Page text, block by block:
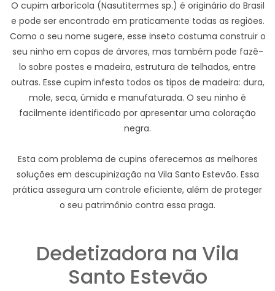
O cupim arborícola (Nasutitermes sp.) é originário do Brasil
e pode ser encontrado em praticamente todas as regiões.
Como o seu nome sugere, esse inseto costuma construir o
seu ninho em copas de árvores, mas também pode fazê-
lo sobre postes e madeira, estrutura de telhados, entre
outras. Esse cupim infesta todos os tipos de madeira: dura,
mole, seca, úmida e manufaturada. O seu ninho é
facilmente identificado por apresentar uma coloração
negra.
Esta com problema de cupins oferecemos as melhores
soluções em descupinização na Vila Santo Estevão. Essa
prática assegura um controle eficiente, além de proteger
o seu patrimônio contra essa praga.
Dedetizadora na Vila
Santo Estevão